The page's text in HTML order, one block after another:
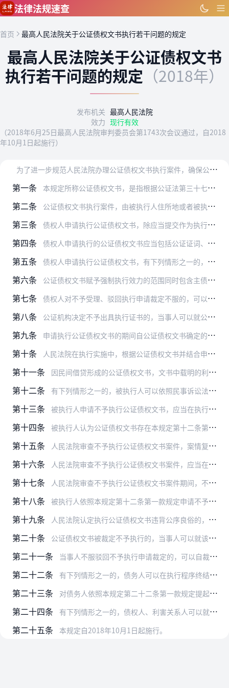
跳到主要内容
法律法规速查
首页 最高人民法院关于公证债权文书执行若干问题的规定
最高人民法院关于公证债权文书
执行若干问题的规定 （2018年）
发布机关 最高人民法院
效力 现行有效
（2018年6月25日最高人民法院审判委员会第1743次会议通过，自2018
年10月1日起施行）
为
了进一步规范人民法院办理公证债权文书执行案件，确保公证债权文书依法执行，维护当事人、利害关系人的合法权益，根据《中华人民共和国民事诉讼法》《中华人民共和国公证…
第一条
本规定所称公证债权文书，是指根据公证法第三十七条第一款规定经公证赋予强制执行效力的债权文书。
第二条 公证债权文书执行案件，由被执行人住所地或者被执行的财产所在地人民法院管辖。
第三条 债权人申请执行公证债权文书，除应当提交作为执行依据的公证债权文书等申请执行所需的材料外，还应当提交证明履行情况等内容的执行证书。
第四条 债权人申请执行的公证债权文书应当包括公证证词、被证明的债权文书等内容。权利义务主体、给付内容应当在公证证词中列明。
第五条 债权人申请执行公证债权文书，有下列情形之一的，人民法院应当裁定不予受理；已经受理的，裁定驳回执行申请：
第六条 公证债权文书赋予强制执行效力的范围同时包含主债务和担保债务的，人民法院应当依法予以执行；仅包含主债务的，对担保债务部分的执行申请不予受理；仅包含担保债务的，对主…
第七条 债权人对不予受理、驳回执行申请裁定不服的，可以自裁定送达之日起十日内向上一级人民法院申请复议。
第八条 公证机构决定不予出具执行证书的，当事人可以就公证债权文书涉及的民事权利义务争议直接向人民法院提起诉讼。
第九条 申请执行公证债权文书的期间自公证债权文书确定的履行期间的最后一日起计算；分期履行的，自公证债权文书确定的每次履行期间的最后一日起计算。
第十条 人民法院在执行实施中，根据公证债权文书并结合申请执行人的申请依法确定给付内容。
第十一条 因民间借贷形成的公证债权文书，文书中载明的利率超过人民法院依照法律、司法解释规定应予支持的上限的，对超过的利息部分不纳入执行范围；载明的利率未超过人民法院依照法…
第十二条 有下列情形之一的，被执行人可以依照民事诉讼法第二百三十八条第二款规定申请不予执行公证债权文书：
第十三条 被执行人申请不予执行公证债权文书，应当在执行通知书送达之日起十五日内向执行法院提出书面申请，并提交相关证据材料；有本规定第十二条第一款第三项、第四项规定情形且执…
第十四条 被执行人认为公证债权文书存在本规定第十二条第一款规定的多个不予执行事由的，应当在不予执行案件审查期间一并提出。
第十五条 人民法院审查不予执行公证债权文书案件，案情复杂、争议较大的，应当进行听证。必要时可以向公证机构调阅公证案卷，要求公证机构作出书面说明，或者通知公证员到庭说明情况…
第十六条 人民法院审查不予执行公证债权文书案件，应当在受理之日起六十日内审查完毕并作出裁定；有特殊情况需要延长的，经本院院长批准，可以延长三十日。
第十七条 人民法院审查不予执行公证债权文书案件期间，不停止执行。
第十八条 被执行人依照本规定第十二条第一款规定申请不予执行，人民法院经审查认为理由成立的，裁定不予执行；理由不成立的，裁定驳回不予执行申请。
第十九条 人民法院认定执行公证债权文书违背公序良俗的，裁定不予执行。
第二十条 公证债权文书被裁定不予执行的，当事人可以就该公证债权文书涉及的民事权利义务争议向人民法院提起诉讼；公证债权文书被裁定部分不予执行的，当事人可以就该部分争议提起诉…
第二十一条 当事人不服驳回不予执行申请裁定的，可以自裁定送达之日起十日内向上一级人民法院申请复议。上一级人民法院应当自收到复议申请之日起三十日内审查。经审查，理由成立的，裁…
第二十二条 有下列情形之一的，债务人可以在执行程序终结前，以债权人为被告，向执行法院提起诉讼，请求不予执行公证债权文书：
第二十三条 对债务人依照本规定第二十二条第一款规定提起的诉讼，人民法院经审理认为理由成立的，判决不予执行或者部分不予执行；理由不成立的，判决驳回诉讼请求。
第二十四条 有下列情形之一的，债权人、利害关系人可以就公证债权文书涉及的民事权利义务争议直接向有管辖权的人民法院提起诉讼：
第二十五条 本规定自2018年10月1日起施行。